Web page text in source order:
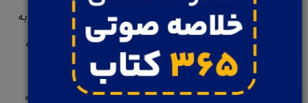
ضربشون برای یه حفره بخصوصن. زمین گلف، 18 تا حفره یا به
عبارتی 18 تا مرحله داره و لایه به لایۀ این مراحل، تو ذهن یه
گلف باز حک شده. اونا وقتی مراحل هر ضربشون رو پیش
خودشون مرور می کنن، حفره به حفره جلو میرن تا اون ضربه